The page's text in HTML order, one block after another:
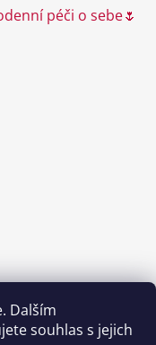
Dalším
souhlas s jejich
péči o sebe🌷